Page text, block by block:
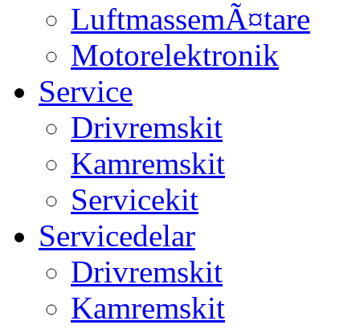
LuftmassemÃ¤tare
Motorelektronik
Service
Drivremskit
Kamremskit
Servicekit
Servicedelar
Drivremskit
Kamremskit